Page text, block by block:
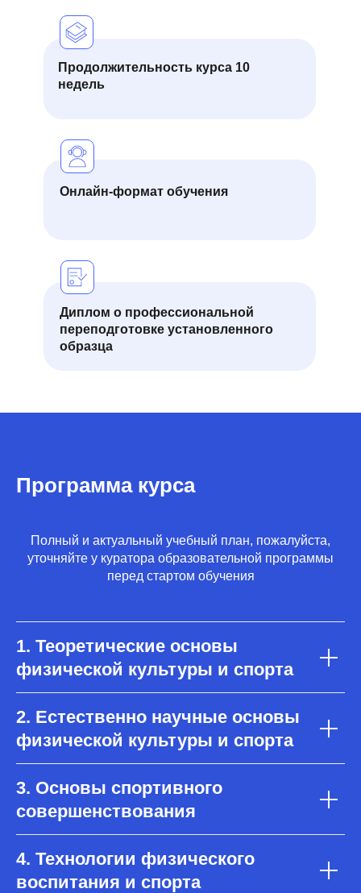
Диплом о профессиональной
переподготовке установленного
образца
Продолжительность курса 10
недель
Онлайн-формат обучения
Программа курса
Полный и актуальный учебный план, пожалуйста,
уточняйте у куратора образовательной программы
перед стартом обучения
1. Теоретические основы
физической культуры и спорта
2. Естественно научные основы
физической культуры и спорта
3. Основы спортивного
совершенствования
4. Технологии физического
воспитания и спорта